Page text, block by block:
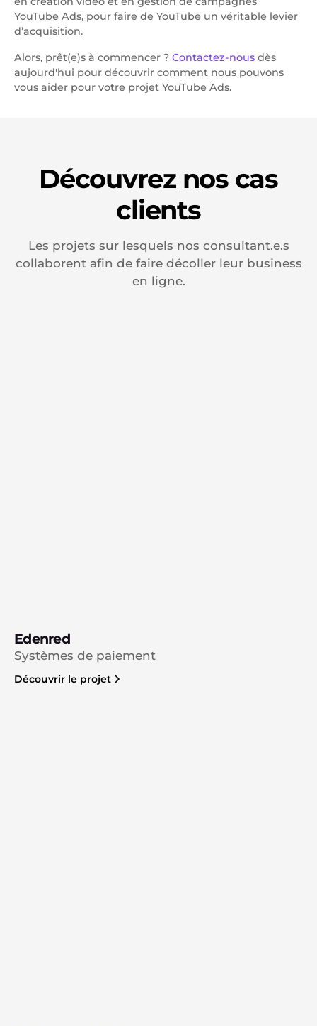
YouTube Ads, pour faire de YouTube un véritable levier
d’acquisition.
Alors, prêt(e)s à commencer ? Contactez-nous dès
aujourd'hui pour découvrir comment nous pouvons
vous aider pour votre projet YouTube Ads.
Découvrez nos cas
clients
Les projets sur lesquels nos consultant.e.s
collaborent afin de faire décoller leur business
en ligne.
Edenred
Systèmes de paiement
Découvrir le projet